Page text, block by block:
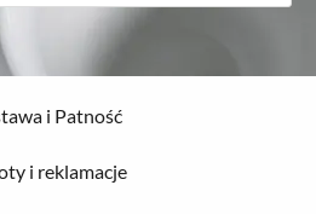
i Patność
i reklamacje